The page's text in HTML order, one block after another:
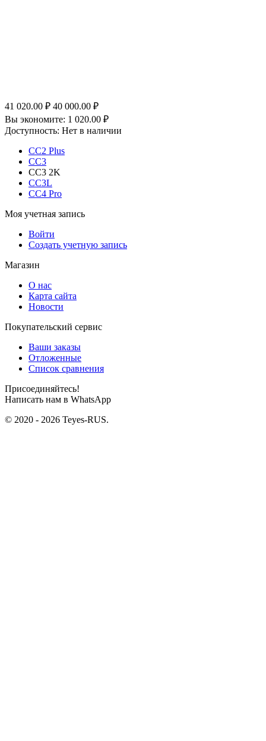
41 020.00 ₽ 40 000.00 ₽
Вы экономите: 1 020.00 ₽
Доступность: Нет в наличии
CC2 Plus
CC3
CC3 2K
CC3L
CC4 Pro
Моя учетная запись
Войти
Создать учетную запись
Магазин
О нас
Карта сайта
Новости
Покупательский сервис
Ваши заказы
Отложенные
Список сравнения
Присоединяйтесь!
Написать нам в WhatsApp
© 2020 - 2026 Teyes-RUS.